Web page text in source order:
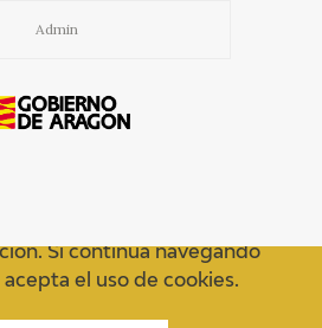
Admin
Si continua navegando
el uso de cookies.